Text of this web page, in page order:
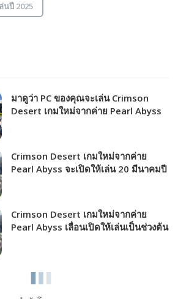
นปี 2025
มาดูว่า PC ของคุณจะเล่น Crimson
Desert เกมใหม่จากค่าย Pearl Abyss
Crimson Desert เกมใหม่จากค่าย
Pearl Abyss จะเปิดให้เล่น 20 มีนาคมปี
Crimson Desert เกมใหม่จากค่าย
Pearl Abyss เลื่อนเปิดให้เล่นเป็นช่วงต้น